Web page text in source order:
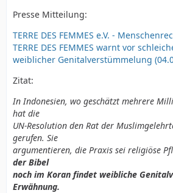
Presse Mitteilung:
TERRE DES FEMMES e.V. -
TERRE DES FEMMES warnt vor
weiblicher Genitalverstümmelung
Zitat:
In Indonesien, wo geschätzt mehrere
hat die
UN-Resolution den Rat der
gerufen. Sie
argumentieren, die Praxis sei religiöse
der Bibel
noch im Koran findet weibliche
Erwähnung.